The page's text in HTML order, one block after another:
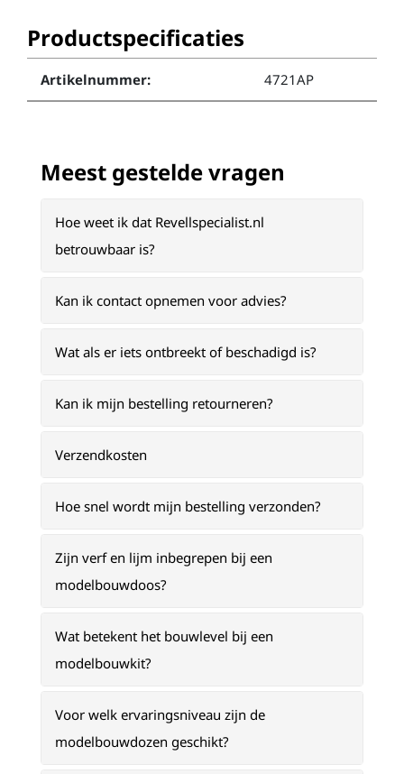
Productspecificaties
Artikelnummer: 4721AP
Meest gestelde vragen
Hoe weet ik dat Revellspecialist.nl
betrouwbaar is?
Kan ik contact opnemen voor advies?
Wat als er iets ontbreekt of beschadigd is?
Kan ik mijn bestelling retourneren?
Verzendkosten
Hoe snel wordt mijn bestelling verzonden?
Zijn verf en lijm inbegrepen bij een
modelbouwdoos?
Wat betekent het bouwlevel bij een
modelbouwkit?
Voor welk ervaringsniveau zijn de
modelbouwdozen geschikt?